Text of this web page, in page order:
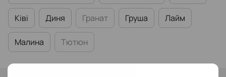
Ківі Диня Гранат Груша Лайм
Малина Тютюн